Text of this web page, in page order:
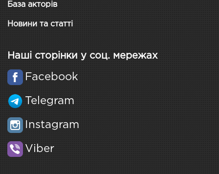
База акторів
Новини та статті
Наші сторінки у соц. мережах
Facebook
Telegram
Instagram
Viber